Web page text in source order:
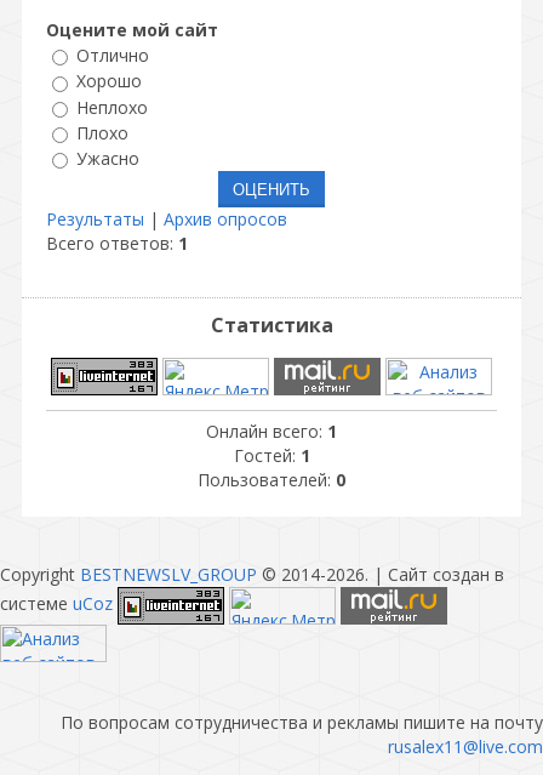
Оцените мой сайт
Отлично
Хорошо
Неплохо
Плохо
Ужасно
Результаты | Архив опросов
Всего ответов: 1
Статистика
Онлайн всего: 1
Гостей: 1
Пользователей: 0
Copyright BESTNEWSLV_GROUP © 2014-2026. | Сайт создан в
системе uCoz
По вопросам сотрудничества и рекламы пишите на почту
rusalex11@live.com